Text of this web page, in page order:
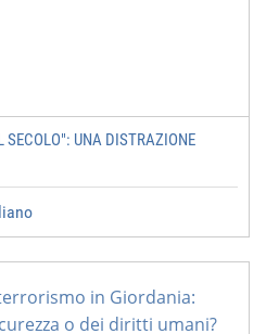
SECOLO": UNA DISTRAZIONE